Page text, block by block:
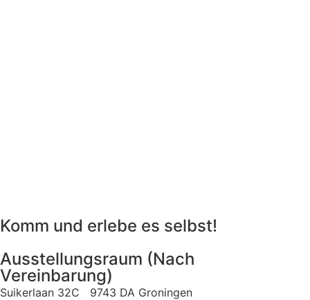
Komm und erlebe es selbst!
Ausstellungsraum (Nach
Vereinbarung)
Suikerlaan 32C 9743 DA Groningen